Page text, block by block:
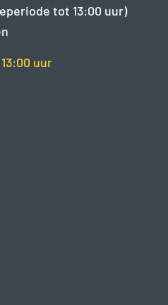
tot 13:00 uur)
uur